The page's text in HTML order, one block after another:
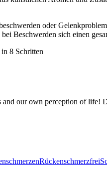
oder
Beschwerden sich einen
our own perception of life!
Rückenschmerzfrei